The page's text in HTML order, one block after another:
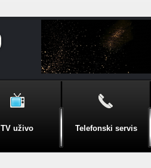
TV uživo Telefonski servis